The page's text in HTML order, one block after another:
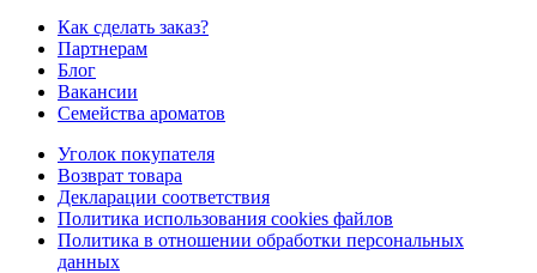
Как сделать заказ?
Партнерам
Блог
Вакансии
Семейства ароматов
Уголок покупателя
Возврат товара
Декларации соответствия
Политика использования cookies файлов
Политика в отношении обработки персональных
данных